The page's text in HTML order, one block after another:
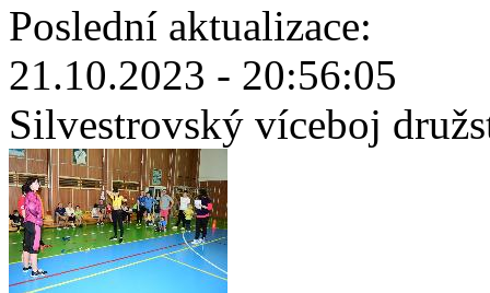
Poslední aktualizace:
21.10.2023 - 20:56:05
Silvestrovský víceboj